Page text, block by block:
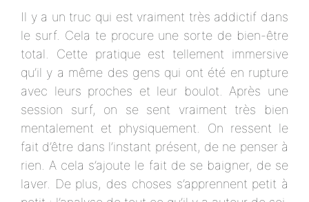
Il y a un truc qui est vraiment très addictif dans
le surf. Cela te procure une sorte de bien-être
total. Cette pratique est tellement immersive
qu’il y a même des gens qui ont été en rupture
avec leurs proches et leur boulot. Après une
session surf, on se sent vraiment très bien
mentalement et physiquement. On ressent le
fait d’être dans l’instant présent, de ne penser à
rien. A cela s’ajoute le fait de se baigner, de se
laver. De plus, des choses s’apprennent petit à